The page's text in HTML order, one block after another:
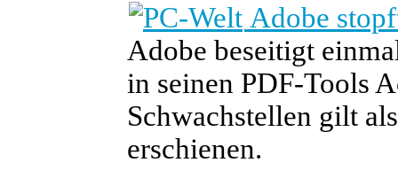
Adobe
Adobe beseitigt
in seinen PDF-Tools
Schwachstellen gilt
erschienen.